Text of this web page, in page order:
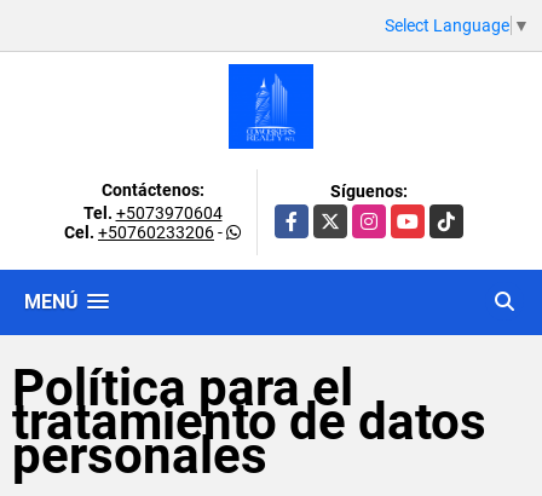
Select Language ▼
Contáctenos:
Tel. +5073970604
Cel. +50760233206-
Síguenos:
Facebook
X InstagramYouTubeTikTok
MENÚ
Política para el
tratamiento de datos
personales